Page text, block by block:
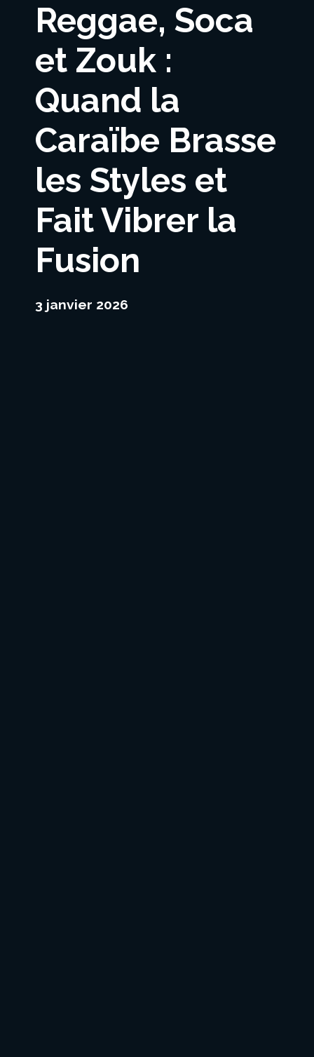
Reggae, Soca
et Zouk :
Quand la
Caraïbe Brasse
les Styles et
Fait Vibrer la
Fusion
3 janvier 2026